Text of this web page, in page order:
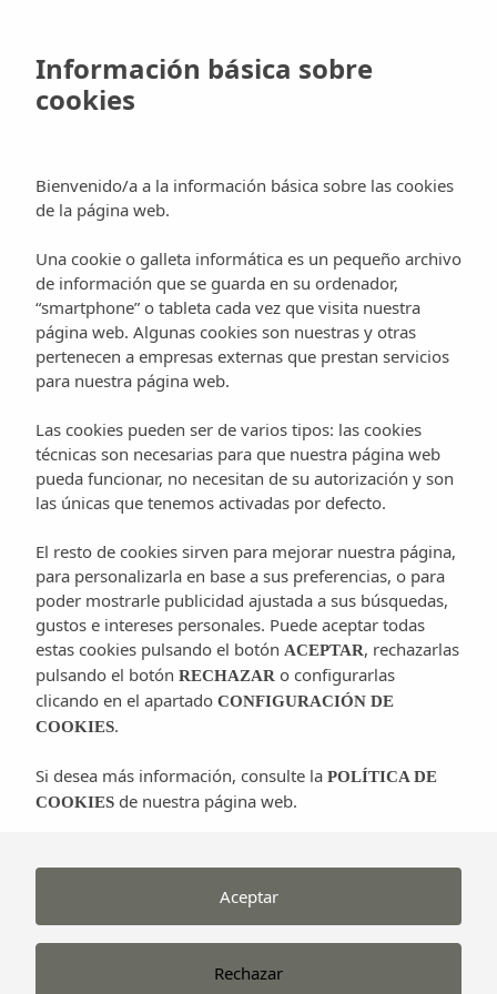
main
content
Eventos
Calendario
de
Eventos
Ibiza
2014
Eventos
Calendario de
Eventos en Ibiza
2014
estamos rozando ya la maravillosa
primavera ibicenca y…
Fiestas
Patronales
Sant
Carles
Ibiza rural
Fiestas
Patronales de
Santa Gertrudis
Llega el mes de noviembre a
nuestra querida isla de Ibiza y para
Información básica sobre
cookies
Bienvenido/a a la información básica sobre las cookies
de la página web.
Una cookie o galleta informática es un pequeño archivo
de información que se guarda en su ordenador,
“smartphone” o tableta cada vez que visita nuestra
página web. Algunas cookies son nuestras y otras
pertenecen a empresas externas que prestan servicios
para nuestra página web.
Las cookies pueden ser de varios tipos: las cookies
técnicas son necesarias para que nuestra página web
pueda funcionar, no necesitan de su autorización y son
las únicas que tenemos activadas por defecto.
El resto de cookies sirven para mejorar nuestra página,
para personalizarla en base a sus preferencias, o para
poder mostrarle publicidad ajustada a sus búsquedas,
gustos e intereses personales. Puede aceptar todas
estas cookies pulsando el botón ACEPTAR, rechazarlas
pulsando el botón RECHAZAR o configurarlas
clicando en el apartado CONFIGURACIÓN DE
COOKIES.
Si desea más información, consulte la POLÍTICA DE
COOKIES de nuestra página web.
Rechazar
Aceptar